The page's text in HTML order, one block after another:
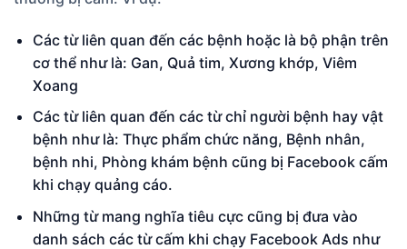
Các từ liên quan đến các bệnh hoặc là bộ phận trên
cơ thể như là: Gan, Quả tim, Xương khớp, Viêm
Xoang
Các từ liên quan đến các từ chỉ người bệnh hay vật
bệnh như là: Thực phẩm chức năng, Bệnh nhân,
bệnh nhi, Phòng khám bệnh cũng bị Facebook cấm
khi chạy quảng cáo.
Những từ mang nghĩa tiêu cực cũng bị đưa vào
danh sách các từ cấm khi chạy Facebook Ads như